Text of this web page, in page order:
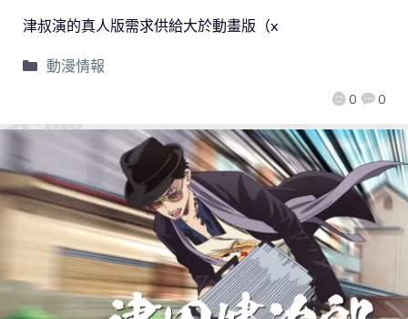
0 0
津叔演的真人版需求供給大於動畫版（x
動漫情報